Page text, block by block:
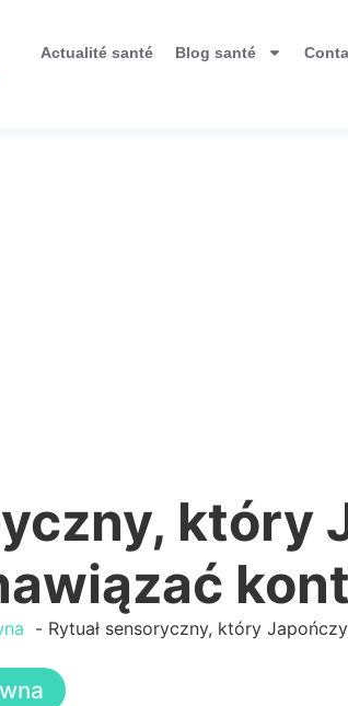
Actualité santé Blog santé
który
Rytuał sensoryczny, który